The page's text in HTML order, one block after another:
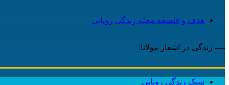
هدف و فلسفه مجله زندگی رویایی
---- زندگی در اشعار مولانا:
سبک زندگی رویایی